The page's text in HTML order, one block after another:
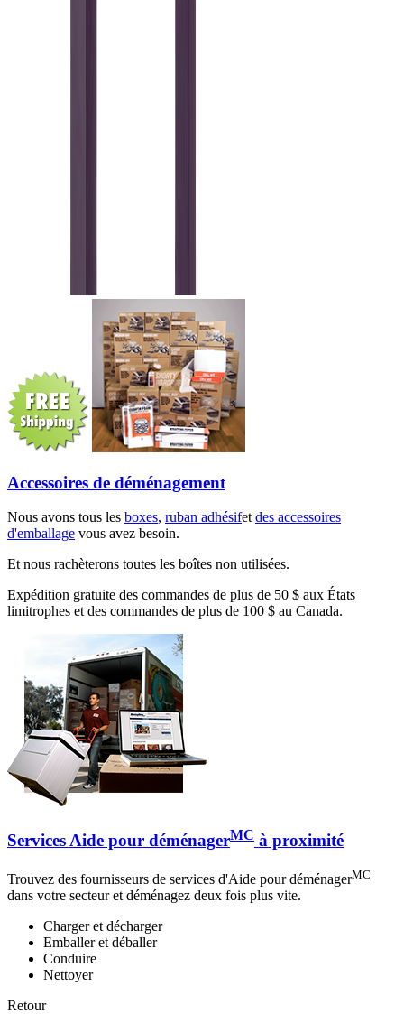
Accessoires de déménagement
Nous avons tous les boxes, ruban adhésifetdes accessoires
d'emballage vous avez besoin.
Et nous rachèterons toutes les boîtes non utilisées.
Expédition gratuite des commandes de plus de 50 $ aux États
limitrophes et des commandes de plus de 100 $ au Canada.
Services Aide pour déménagerMC à proximité
Trouvez des fournisseurs de services d'Aide pour déménagerMC
dans votre secteur et déménagez deux fois plus vite.
Charger et décharger
Emballer et déballer
Conduire
Nettoyer
Retour